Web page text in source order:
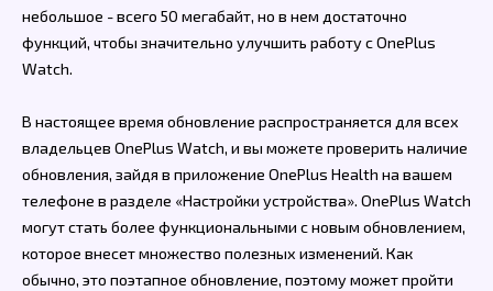
небольшое - всего 50 мегабайт, но в нем достаточно
функций, чтобы значительно улучшить работу с OnePlus
Watch.
В настоящее время обновление распространяется для всех
владельцев OnePlus Watch, и вы можете проверить наличие
обновления, зайдя в приложение OnePlus Health на вашем
телефоне в разделе «Настройки устройства». OnePlus Watch
могут стать более функциональными с новым обновлением,
которое внесет множество полезных изменений. Как
обычно, это поэтапное обновление, поэтому может пройти